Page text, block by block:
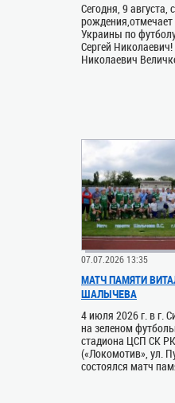
Сегодня, 9 августа,
Украины по
Сергей Николаевич!
Николаевич
07.07.2026 13:35
МАТЧ ПАМЯТИ
ШАЛЫЧЕВА
4 июля 2026 г. в г.
на зеленом
стадиона ЦСП СК РК
(«Локомотив», ул.
состоялся матч